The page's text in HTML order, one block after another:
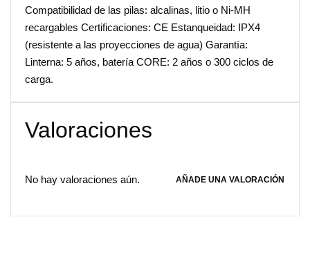
Compatibilidad de las pilas: alcalinas, litio o Ni-MH
recargables Certificaciones: CE Estanqueidad: IPX4
(resistente a las proyecciones de agua) Garantía:
Linterna: 5 años, batería CORE: 2 años o 300 ciclos de
carga.
Valoraciones
No hay valoraciones aún. AÑADE UNA VALORACIÓN